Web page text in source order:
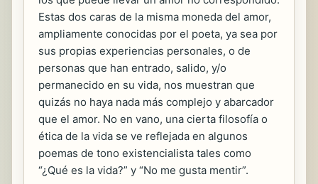
Estas dos caras de la misma moneda del amor,
ampliamente conocidas por el poeta, ya sea por
sus propias experiencias personales, o de
personas que han entrado, salido, y/o
permanecido en su vida, nos muestran que
quizás no haya nada más complejo y abarcador
que el amor. No en vano, una cierta filosofía o
ética de la vida se ve reflejada en algunos
poemas de tono existencialista tales como
“¿Qué es la vida?” y “No me gusta mentir”.